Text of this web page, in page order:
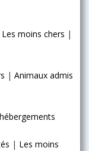
Les moins chers |
| Animaux admis
| Les moins